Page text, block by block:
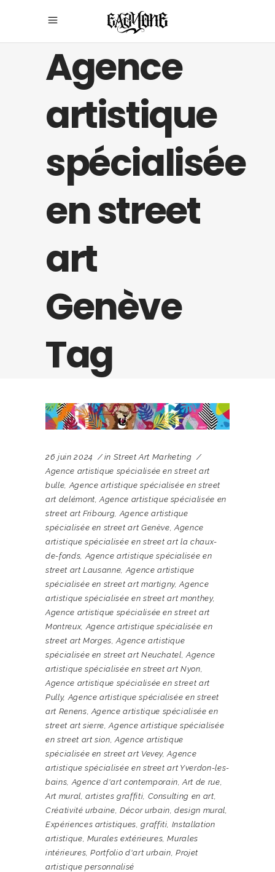
Agence
artistique
spécialisée
en street
art
Genève
Tag
26 juin 2024 in Street Art Marketing
Agence artistique spécialisée en street art
bulle,Agence artistique spécialisée en street
art delémont,Agence artistique spécialisée en
street art Fribourg,Agence artistique
spécialisée en street art Genève,Agence
artistique spécialisée en street art la chaux-
de-fonds,Agence artistique spécialisée en
street art Lausanne,Agence artistique
spécialisée en street art martigny,Agence
artistique spécialisée en street art monthey,
Agence artistique spécialisée en street art
Montreux,Agence artistique spécialisée en
street art Morges,Agence artistique
spécialisée en street art Neuchatel,Agence
artistique spécialisée en street art Nyon,
Agence artistique spécialisée en street art
Pully,Agence artistique spécialisée en street
art Renens,Agence artistique spécialisée en
street art sierre,Agence artistique spécialisée
en street art sion,Agence artistique
spécialisée en street art Vevey,Agence
artistique spécialisée en street art Yverdon-les-
bains,Agence d'art contemporain,Art de rue,
Art mural,artistes graffiti, Consulting en art,
Créativité urbaine,Décor urbain,design mural,
Expériences artistiques,graffiti, Installation
artistique, Murales extérieures,Murales
intérieures,Portfolio d'art urbain,Projet
artistique personnalisé